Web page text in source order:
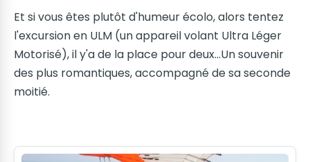
Et si vous êtes plutôt d'humeur écolo, alors tentez
l'excursion en ULM (un appareil volant Ultra Léger
Motorisé), il y'a de la place pour deux…Un souvenir
des plus romantiques, accompagné de sa seconde
moitié.